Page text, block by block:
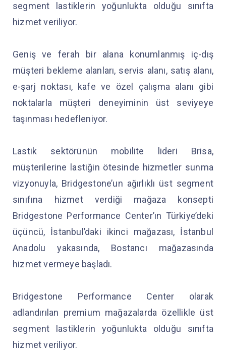
segment lastiklerin yoğunlukta olduğu sınıfta
hizmet veriliyor.
Geniş ve ferah bir alana konumlanmış iç-dış
müşteri bekleme alanları, servis alanı, satış alanı,
e-şarj noktası, kafe ve özel çalışma alanı gibi
noktalarla müşteri deneyiminin üst seviyeye
taşınması hedefleniyor.
Lastik sektörünün mobilite lideri Brisa,
müşterilerine lastiğin ötesinde hizmetler sunma
vizyonuyla, Bridgestone’un ağırlıklı üst segment
sınıfına hizmet verdiği mağaza konsepti
Bridgestone Performance Center’ın Türkiye’deki
üçüncü, İstanbul’daki ikinci mağazası, İstanbul
Anadolu yakasında, Bostancı mağazasında
hizmet vermeye başladı.
Bridgestone Performance Center olarak
adlandırılan premium mağazalarda özellikle üst
segment lastiklerin yoğunlukta olduğu sınıfta
hizmet veriliyor.